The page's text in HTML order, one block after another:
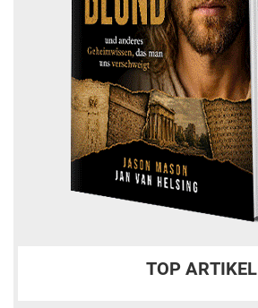
TOP ARTIKEL